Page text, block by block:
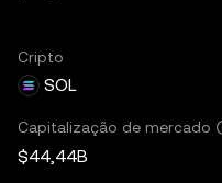
Cripto
SOL
Capitalização de mercado
$44,44B